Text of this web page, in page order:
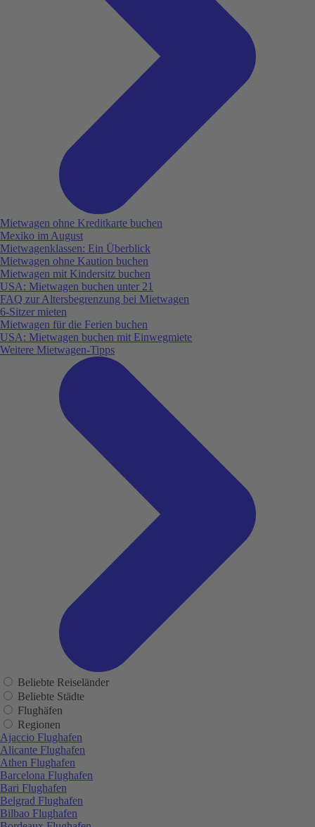
Mietwagen ohne Kreditkarte buchen
Mexiko im August
Mietwagenklassen: Ein Überblick
Mietwagen ohne Kaution buchen
Mietwagen mit Kindersitz buchen
USA: Mietwagen buchen unter 21
FAQ zur Altersbegrenzung bei Mietwagen
6-Sitzer mieten
Mietwagen für die Ferien buchen
USA: Mietwagen buchen mit Einwegmiete
Weitere Mietwagen-Tipps
Beliebte Reiseländer
Beliebte Städte
Flughäfen
Regionen
Ajaccio Flughafen
Alicante Flughafen
Athen Flughafen
Barcelona Flughafen
Bari Flughafen
Belgrad Flughafen
Bilbao Flughafen